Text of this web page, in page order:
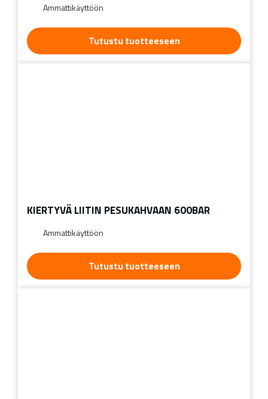
Ammattikäyttöön
Tutustu tuotteeseen
KIERTYVÄ LIITIN PESUKAHVAAN 600BAR
Ammattikäyttöön
Tutustu tuotteeseen